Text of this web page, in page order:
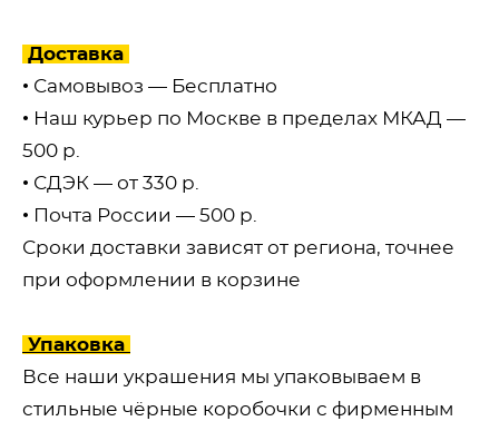
Доставка
• Самовывоз — Бесплатно
• Наш курьер по Москве в пределах МКАД —
500 р.
• СДЭК — от 330 р.
• ​Почта России — 500 р.
Сроки доставки зависят от региона, точнее
при оформлении в корзине
Упаковка
Все наши украшения мы упаковываем в
стильные чёрные коробочки с фирменным